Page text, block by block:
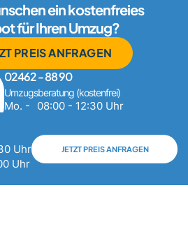
ein kostenfreies
für Ihren Umzug?
PREIS ANFRAGEN
02462 - 88 90
Umzugsberatung (kostenfrei)
Mo. -
08:00 - 12:30 Uhr
Uhr
Uhr
JETZT PREIS ANFRAGEN